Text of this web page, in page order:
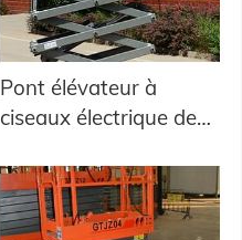
Pont élévateur à
ciseaux électrique de